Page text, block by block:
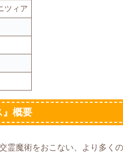
ツィア
』概要
霊魔術をおこない、より多く